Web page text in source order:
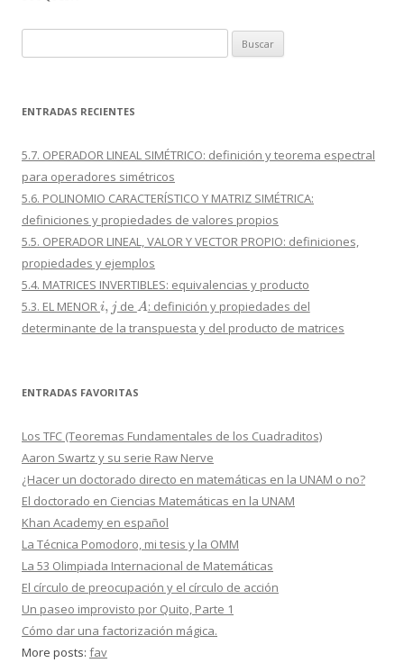
ENTRADAS RECIENTES
5.7. OPERADOR LINEAL SIMÉTRICO: definición y teorema espectral
para operadores simétricos
5.6. POLINOMIO CARACTERÍSTICO Y MATRIZ SIMÉTRICA:
definiciones y propiedades de valores propios
5.5. OPERADOR LINEAL, VALOR Y VECTOR PROPIO: definiciones,
propiedades y ejemplos
5.4. MATRICES INVERTIBLES: equivalencias y producto
5.3. EL MENORi,j de A: definición y propiedades del
determinante de la transpuesta y del producto de matrices
ENTRADAS FAVORITAS
Los TFC (Teoremas Fundamentales de los Cuadraditos)
Aaron Swartz y su serie Raw Nerve
¿Hacer un doctorado directo en matemáticas en la UNAM o no?
El doctorado en Ciencias Matemáticas en la UNAM
Khan Academy en español
La Técnica Pomodoro, mi tesis y la OMM
La 53 Olimpiada Internacional de Matemáticas
El círculo de preocupación y el círculo de acción
Un paseo improvisto por Quito, Parte 1
Cómo dar una factorización mágica.
More posts: fav